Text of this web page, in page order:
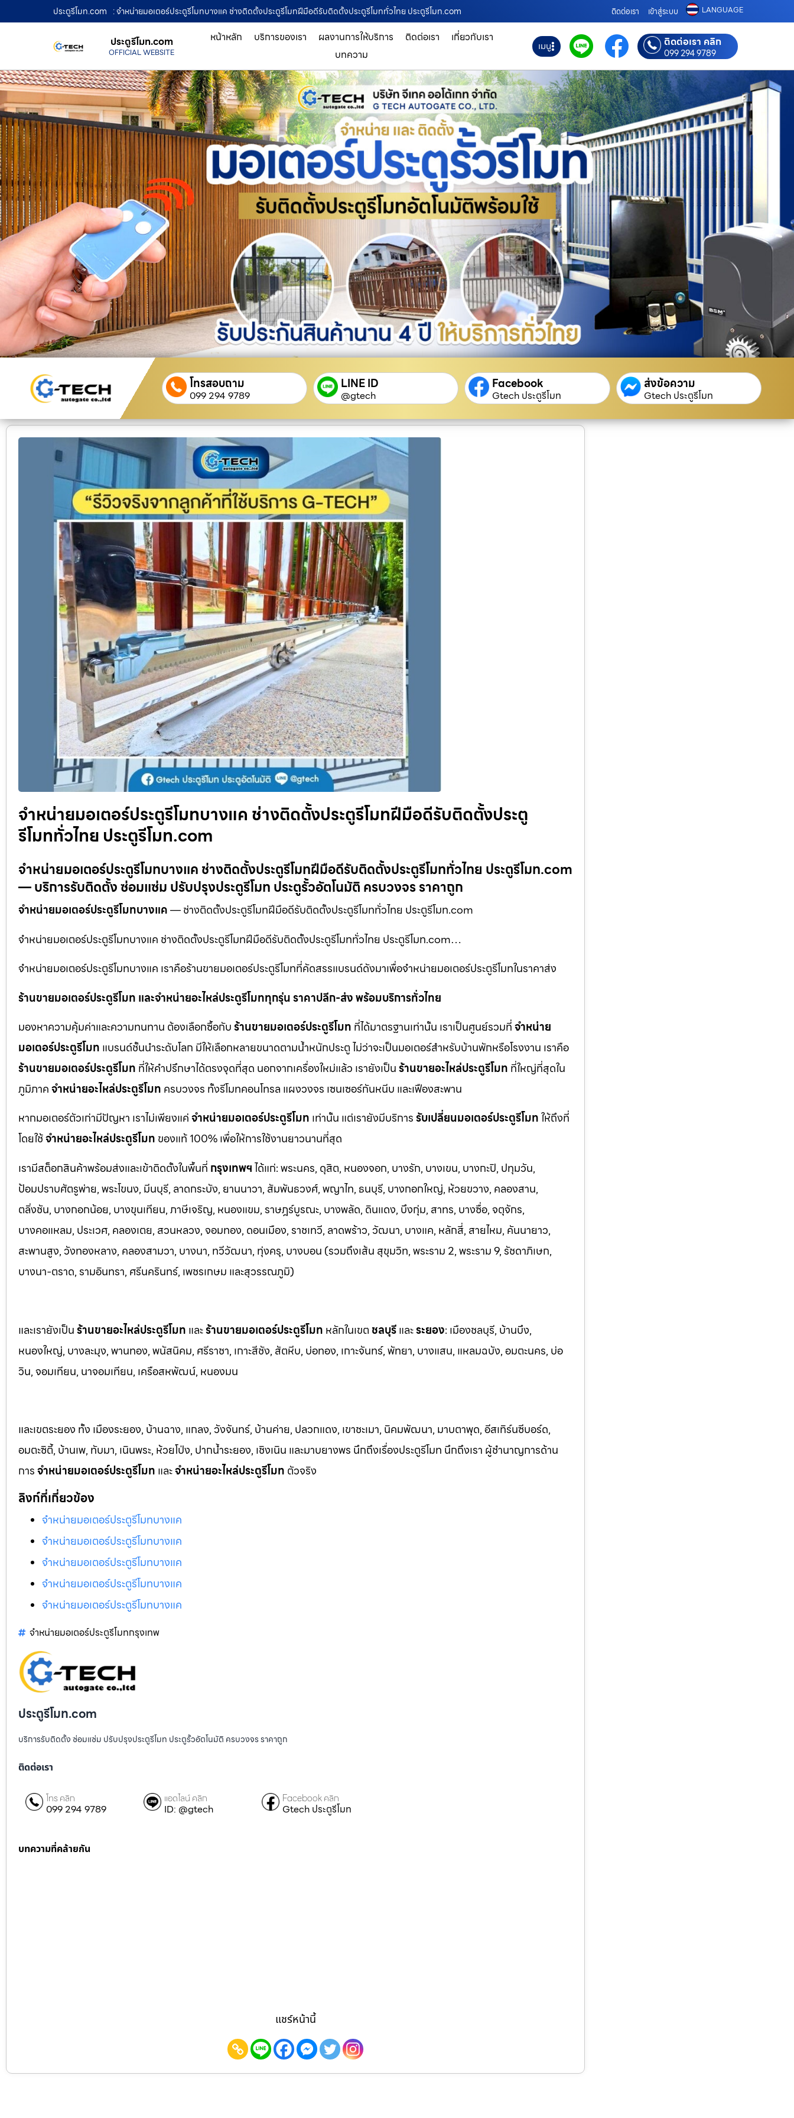
ประตูรีโมท.com : จำหน่ายมอเตอร์ประตูรีโมทบางแค ช่างติดตั้งประตูรีโมทฝีมือดีรับติดตั้งประตูรีโมททั่วไทย ประตูรีโมท.com ติดต่อเรา เข้าสู่ระบบ LANGUAGE
ประตูรีโมท.com
OFFICIAL WEBSITE
หน้าหลัก บริการของเรา ผลงานการให้บริการ ติดต่อเรา
เกี่ยวกับเรา
บทความ
เมนู ติดต่อเรา คลิก
099 294 9789
โทรสอบถาม
099 294 9789
LINE ID
@gtech
Facebook
Gtech ประตูรีโมท
ส่งข้อความ
Gtech ประตูรีโมท
จำหน่ายมอเตอร์ประตูรีโมทบางแค ช่างติดตั้งประตูรีโมทฝีมือดีรับติดตั้งประตู
รีโมททั่วไทย ประตูรีโมท.com
จำหน่ายมอเตอร์ประตูรีโมทบางแค ช่างติดตั้งประตูรีโมทฝีมือดีรับติดตั้งประตูรีโมททั่วไทย ประตูรีโมท.com
— บริการรับติดตั้ง ซ่อมแซ่ม ปรับปรุงประตูรีโมท ประตูรั้วอัตโนมัติ ครบวงจร ราคาถูก
จำหน่ายมอเตอร์ประตูรีโมทบางแค— ช่างติดตั้งประตูรีโมทฝีมือดีรับติดตั้งประตูรีโมททั่วไทย ประตูรีโมท.com
จำหน่ายมอเตอร์ประตูรีโมทบางแค ช่างติดตั้งประตูรีโมทฝีมือดีรับติดตั้งประตูรีโมททั่วไทย ประตูรีโมท.com…
จำหน่ายมอเตอร์ประตูรีโมทบางแค เราคือร้านขายมอเตอร์ประตูรีโมทที่คัดสรรแบรนด์ดังมาเพื่อจำหน่ายมอเตอร์ประตูรีโมทในราคาส่ง
ร้านขายมอเตอร์ประตูรีโมท และจำหน่ายอะไหล่ประตูรีโมททุกรุ่น ราคาปลีก-ส่ง พร้อมบริการทั่วไทย
มองหาความคุ้มค่าและความทนทาน ต้องเลือกซื้อกับร้านขายมอเตอร์ประตูรีโมท ที่ได้มาตรฐานเท่านั้น เราเป็นศูนย์รวมที่จำหน่าย
มอเตอร์ประตูรีโมท แบรนด์ชั้นนำระดับโลก มีให้เลือกหลายขนาดตามน้ำหนักประตู ไม่ว่าจะเป็นมอเตอร์สำหรับบ้านพักหรือโรงงาน เราคือ
ร้านขายมอเตอร์ประตูรีโมท ที่ให้คำปรึกษาได้ตรงจุดที่สุด นอกจากเครื่องใหม่แล้ว เรายังเป็นร้านขายอะไหล่ประตูรีโมท ที่ใหญ่ที่สุดใน
ภูมิภาคจำหน่ายอะไหล่ประตูรีโมท ครบวงจร ทั้งรีโมทคอนโทรล แผงวงจร เซนเซอร์กันหนีบ และเฟืองสะพาน
หากมอเตอร์ตัวเก่ามีปัญหา เราไม่เพียงแค่จำหน่ายมอเตอร์ประตูรีโมท เท่านั้น แต่เรายังมีบริการรับเปลี่ยนมอเตอร์ประตูรีโมทให้ถึงที่
โดยใช้จำหน่ายอะไหล่ประตูรีโมท ของแท้ 100% เพื่อให้การใช้งานยาวนานที่สุด
เรามีสต็อกสินค้าพร้อมส่งและเข้าติดตั้งในพื้นที่ กรุงเทพฯได้แก่: พระนคร, ดุสิต, หนองจอก, บางรัก, บางเขน, บางกะปิ, ปทุมวัน,
ป้อมปราบศัตรูพ่าย, พระโขนง, มีนบุรี, ลาดกระบัง, ยานนาวา, สัมพันธวงศ์, พญาไท, ธนบุรี, บางกอกใหญ่, ห้วยขวาง, คลองสาน,
ตลิ่งชัน, บางกอกน้อย, บางขุนเทียน, ภาษีเจริญ, หนองแขม, ราษฎร์บูรณะ, บางพลัด, ดินแดง, บึงกุ่ม, สาทร, บางซื่อ, จตุจักร,
บางคอแหลม, ประเวศ, คลองเตย, สวนหลวง, จอมทอง, ดอนเมือง, ราชเทวี, ลาดพร้าว, วัฒนา, บางแค, หลักสี่, สายไหม, คันนายาว,
สะพานสูง, วังทองหลาง, คลองสามวา, บางนา, ทวีวัฒนา, ทุ่งครุ, บางบอน (รวมถึงเส้น สุขุมวิท, พระราม 2, พระราม 9, รัชดาภิเษก,
บางนา-ตราด,รามอินทรา, ศรีนครินทร์, เพชรเกษม และสุวรรณภูมิ)
และเรายังเป็นร้านขายอะไหล่ประตูรีโมท และร้านขายมอเตอร์ประตูรีโมท หลักในเขต ชลบุรีและระยอง: เมืองชลบุรี, บ้านบึง,
หนองใหญ่, บางละมุง, พานทอง, พนัสนิคม, ศรีราชา, เกาะสีชัง, สัตหีบ, บ่อทอง, เกาะจันทร์, พัทยา, บางแสน, แหลมฉบัง, อมตะนคร, บ่อ
วิน, จอมเทียน, นาจอมเทียน, เครือสหพัฒน์, หนองมน
และเขตระยอง ทั้ง เมืองระยอง, บ้านฉาง, แกลง, วังจันทร์, บ้านค่าย, ปลวกแดง, เขาชะเมา, นิคมพัฒนา, มาบตาพุด, อีสเทิร์นซีบอร์ด,
อมตะซิตี้, บ้านเพ, ทับมา, เนินพระ, ห้วยโป่ง, ปากน้ำระยอง, เชิงเนิน และมาบยางพร นึกถึงเรื่องประตูรีโมท นึกถึงเรา ผู้ชำนาญการด้าน
การจำหน่ายมอเตอร์ประตูรีโมท และจำหน่ายอะไหล่ประตูรีโมท ตัวจริง
ลิงก์ที่เกี่ยวข้อง
จำหน่ายมอเตอร์ประตูรีโมทบางแค
จำหน่ายมอเตอร์ประตูรีโมทบางแค
จำหน่ายมอเตอร์ประตูรีโมทบางแค
จำหน่ายมอเตอร์ประตูรีโมทบางแค
จำหน่ายมอเตอร์ประตูรีโมทบางแค
จำหน่ายมอเตอร์ประตูรีโมทกรุงเทพ
ประตูรีโมท.com
บริการรับติดตั้ง ซ่อมแซ่ม ปรับปรุงประตูรีโมท ประตูรั้วอัตโนมัติ ครบวงจร ราคาถูก
ติดต่อเรา
โทร คลิก
099 294 9789
แอดไลน์ คลิก
ID: @gtech
Facebook คลิก
Gtech ประตูรีโมท
บทความที่คล้ายกัน
แชร์หน้านี้